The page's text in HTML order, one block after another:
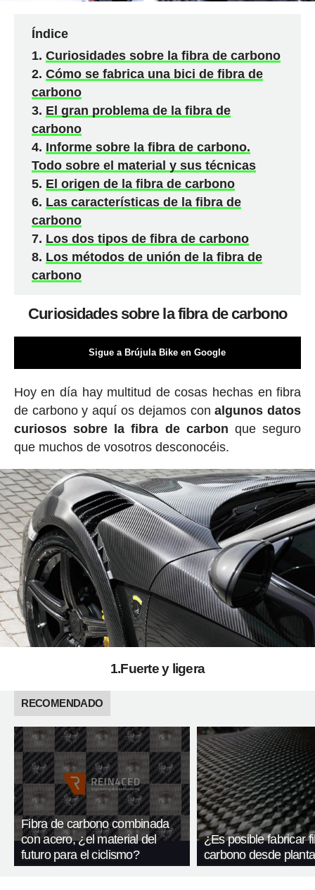
Índice
Curiosidades sobre la fibra de carbono
Cómo se fabrica una bici de fibra de
carbono
El gran problema de la fibra de
carbono
Informe sobre la fibra de carbono.
Todo sobre el material y sus técnicas
El origen de la fibra de carbono
Las características de la fibra de
carbono
Los dos tipos de fibra de carbono
Los métodos de unión de la fibra de
carbono
Curiosidades sobre la fibra de carbono
Sigue a Brújula Bike en Google
Hoy en día hay multitud de cosas hechas en fibra
de carbono y aquí os dejamos conalgunos datos
curiosos sobre la fibra de carbon que seguro
que muchos de vosotros desconocéis.
1.Fuerte y ligera
RECOMENDADO
Fibra de carbono combinada
con acero, ¿el material del
futuro para el ciclismo?
¿Es posible fabricar
carbono desde